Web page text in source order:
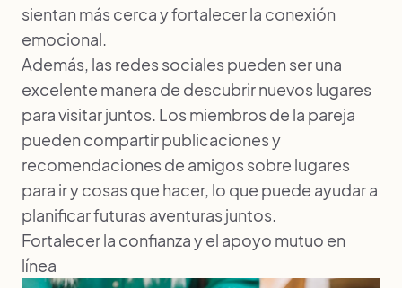
sientan más cerca y fortalecer la conexión
emocional.
Además, las redes sociales pueden ser una
excelente manera de descubrir nuevos lugares
para visitar juntos. Los miembros de la pareja
pueden compartir publicaciones y
recomendaciones de amigos sobre lugares
para ir y cosas que hacer, lo que puede ayudar a
planificar futuras aventuras juntos.
Fortalecer la confianza y el apoyo mutuo en
línea